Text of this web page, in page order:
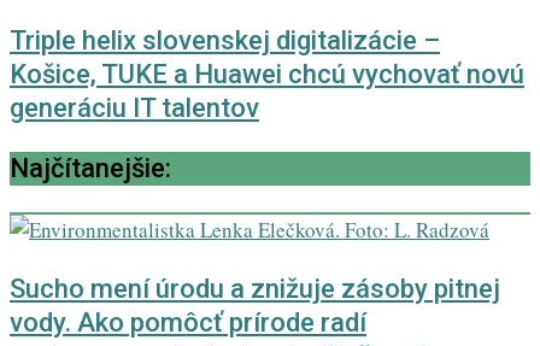
Triple helix slovenskej digitalizácie –
Košice, TUKE a Huawei chcú vychovať novú
generáciu IT talentov
Najčítanejšie:
Sucho mení úrodu a znižuje zásoby pitnej
vody. Ako pomôcť prírode radí